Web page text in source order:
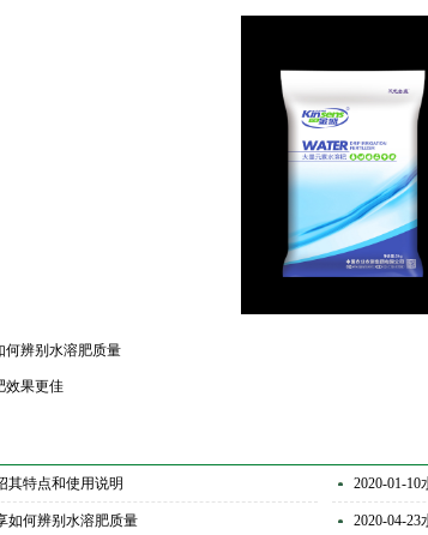
何辨别水溶肥质量
效果更佳
其特点和使用说明 2020-01-10
如何辨别水溶肥质量 2020-04-23